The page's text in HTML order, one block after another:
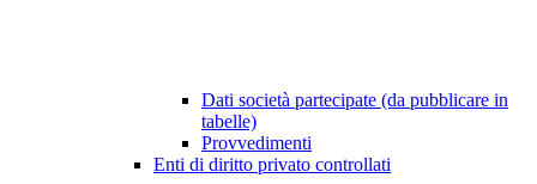
Dati società partecipate (da pubblicare in
tabelle)
Provvedimenti
Enti di diritto privato controllati